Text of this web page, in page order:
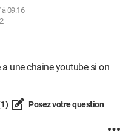
09:16
une chaine youtube si on
Posez votre question